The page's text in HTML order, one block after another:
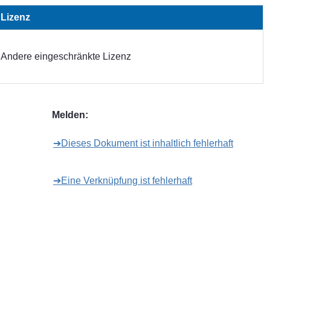
Lizenz
Andere eingeschränkte Lizenz
Melden:
➔Dieses Dokument ist inhaltlich fehlerhaft
➔Eine Verknüpfung ist fehlerhaft